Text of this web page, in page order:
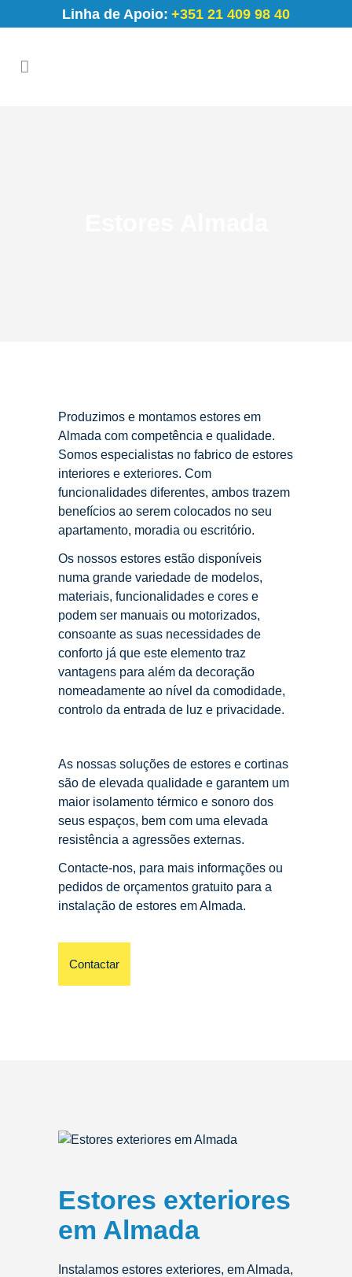
Linha de Apoio: +351 21 409 98 40
Produzimos e montamos estores em
Almada com competência e qualidade.
Somos especialistas no fabrico de estores
interiores e exteriores. Com
funcionalidades diferentes, ambos trazem
benefícios ao serem colocados no seu
apartamento, moradia ou escritório.
Os nossos estores estão disponíveis
numa grande variedade de modelos,
materiais, funcionalidades e cores e
podem ser manuais ou motorizados,
consoante as suas necessidades de
conforto já que este elemento traz
vantagens para além da decoração
nomeadamente ao nível da comodidade,
controlo da entrada de luz e privacidade.
As nossas soluções de estores e cortinas
são de elevada qualidade e garantem um
maior isolamento térmico e sonoro dos
seus espaços, bem com uma elevada
resistência a agressões externas.
Contacte-nos, para mais informações ou
pedidos de orçamentos gratuito para a
instalação de estores em Almada.
Contactar
Estores exteriores
em Almada
Instalamos estores exteriores, em Almada,